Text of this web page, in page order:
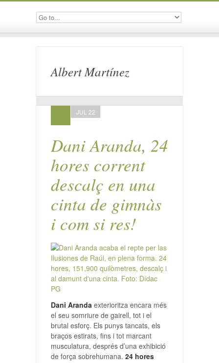
Albert Martínez
Dani Aranda, 24
hores corrent
descalç en una
cinta de gimnàs
i com si res!
JUL 22
Dani Aranda exterioritza encara més
el seu somriure de gairell, tot i el
brutal esforç. Els punys tancats, els
braços estirats, fins i tot marcant
musculatura, després d’una exhibició
de força sobrehumana. 24 hores